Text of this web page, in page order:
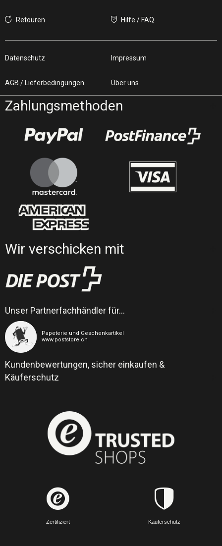
Retouren Hilfe / FAQ
Datenschutz Impressum
AGB / Lieferbedingungen Über uns
Zahlungsmethoden
Wir verschicken mit
Unser Partnerfachhändler für…
Papeterie und Geschenkartikel
www.poststore.ch
Kundenbewertungen, sicher einkaufen &
Käuferschutz
Zertifiziert Käuferschutz